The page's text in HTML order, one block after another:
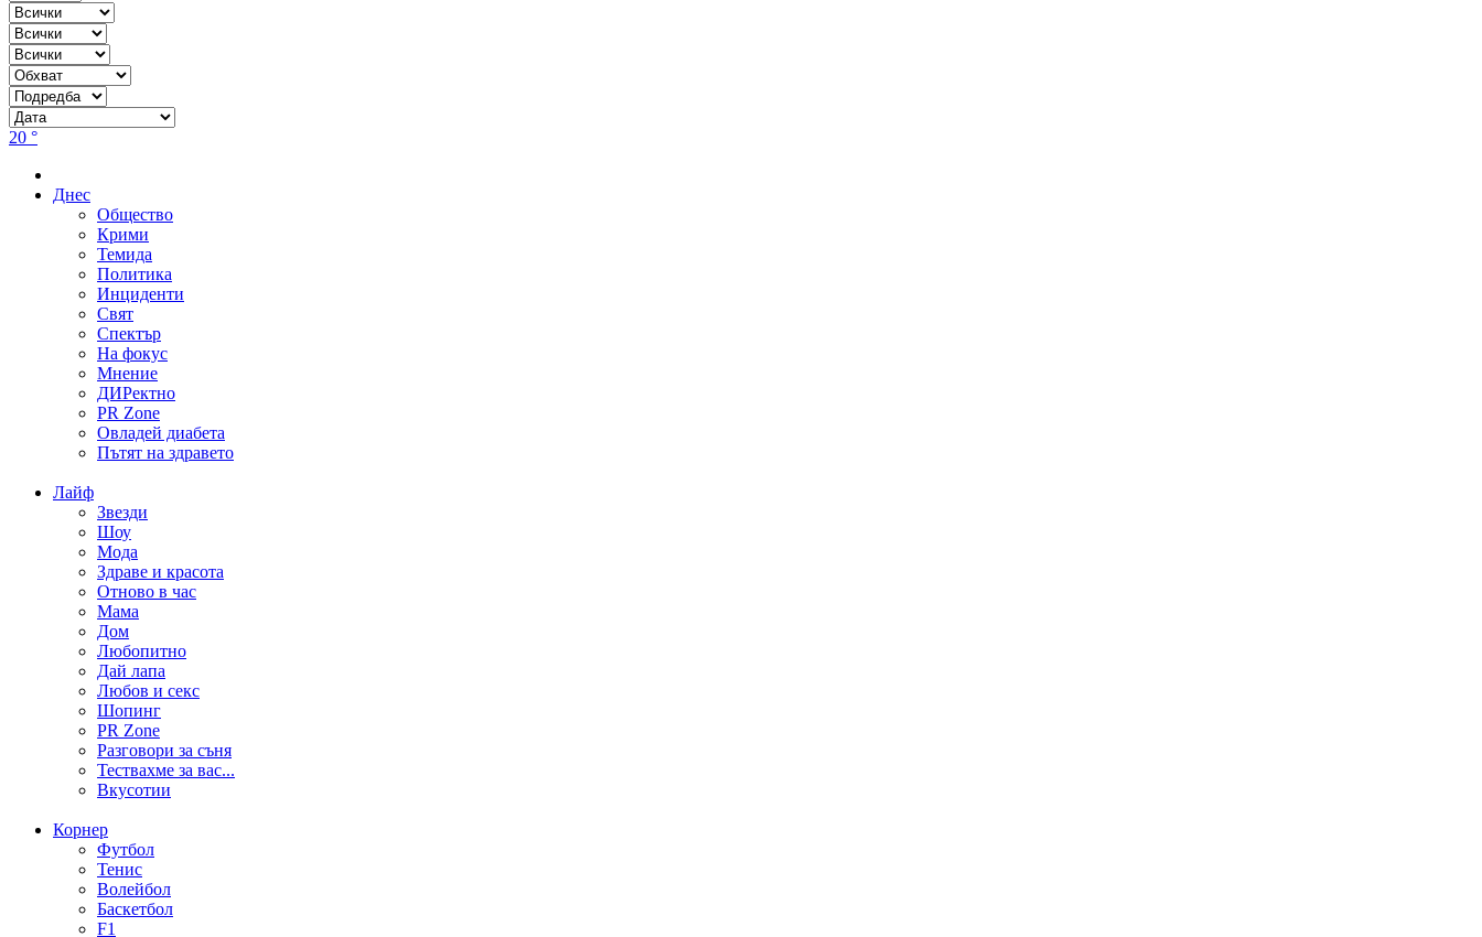
20 °
Днес
Общество
Крими
Темида
Политика
Инциденти
Свят
Спектър
На фокус
Мнение
ДИРектно
PR Zone
Овладей диабета
Пътят на здравето
Лайф
Звезди
Шоу
Мода
Здраве и красота
Отново в час
Мама
Дом
Любопитно
Дай лапа
Любов и секс
Шопинг
PR Zone
Разговори за съня
Тествахме за вас...
Вкусотии
Корнер
Футбол
Тенис
Волейбол
Баскетбол
F1